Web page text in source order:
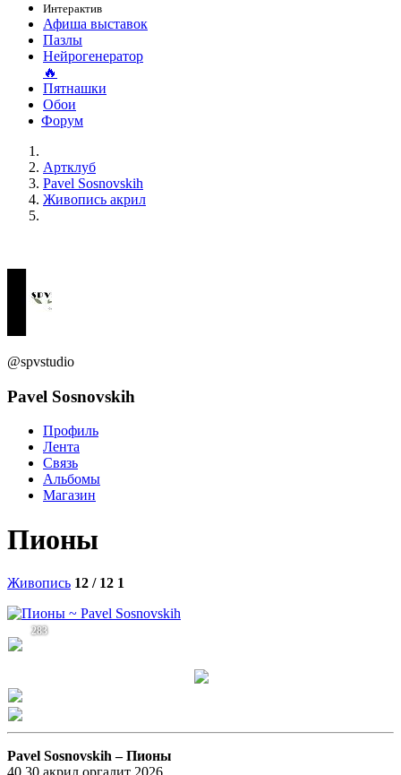
Интерактив
Афиша выставок
Пазлы
Нейрогенератор
🔥
Пятнашки
Обои
Форум
Артклуб
Pavel Sosnovskih
Живопись акрил
@spvstudio
Pavel Sosnovskih
Профиль
Лента
Связь
Альбомы
Магазин
Пионы
Живопись 12 / 12 1
283
Pavel Sosnovskih –Пионы